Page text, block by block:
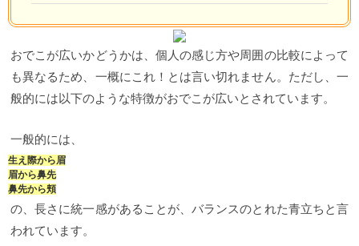
おでこが広いかどうかは、個人の感じ方や周囲の比較によって
も異なるため、一概にこれ！とは言い切れません。ただし、一
般的には以下のような特徴がおでこが広いとされています。
一般的には、
生え際から眉
眉から鼻先
鼻先から頬
の、長さに統一感があることが、バランスのとれた青立ちと言
われています。